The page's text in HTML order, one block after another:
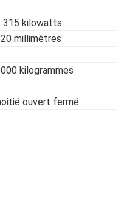
315 kilowatts
millimètres
kilogrammes
ouvert fermé